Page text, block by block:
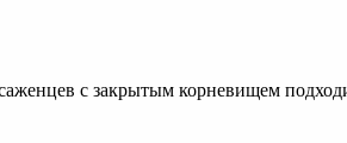
с закрытым корневищем